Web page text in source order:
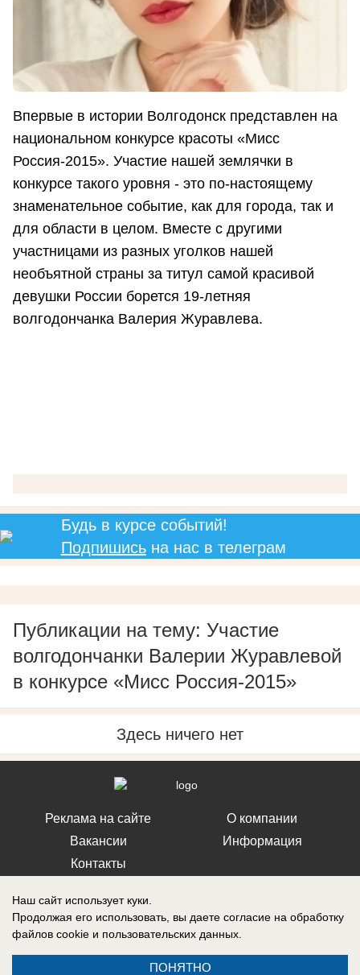
Впервые в истории Волгодонск представлен на
национальном конкурсе красоты «Мисс
Россия-2015». Участие нашей землячки в
конкурсе такого уровня - это по-настоящему
знаменательное событие, как для города, так и
для области в целом. Вместе с другими
участницами из разных уголков нашей
необъятной страны за титул самой красивой
девушки России борется 19-летняя
волгодончанка Валерия Журавлева.
Будь в курсе событий!
Подпишисьна нас в телеграм
Публикации на тему: Участие
волгодончанки Валерии Журавлевой
в конкурсе «Мисс Россия-2015»
Здесь ничего нет
Реклама на сайте
Вакансии
Контакты
О компании
Информация
Наш сайт использует куки.
Продолжая его использовать, вы даете согласие на обработку
файлов cookie и пользовательских данных.
ПОНЯТНО